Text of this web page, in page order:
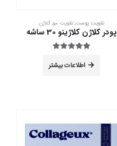
تقویت پوست,تقویت مو,کلاژن
پودر کلاژن کلاژینو 30 ساشه
اطلاعات بیشتر